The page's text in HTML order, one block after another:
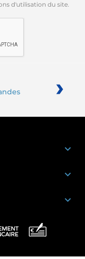
d'utilisation du site.
›


